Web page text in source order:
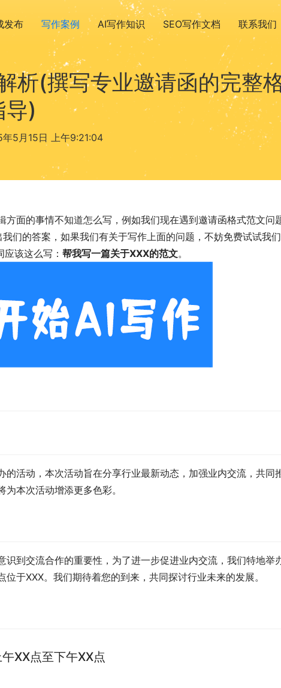
发布 写作案例 AI写作知识 SEO写作文档 联系我们
析(撰写专业邀请函的完整
导)
5月15日 上午9:21:04
方面的事情不知道怎么写，例如我们现在遇到邀请函格式范文问
们的答案，如果我们有关于写作上面的问题，不妨免费试试我
应该这么写： 帮我写一篇关于XXX的范文。
活动，本次活动旨在分享行业最新动态，加强业内交流，共同
本次活动增添更多色彩。
识到交流合作的重要性，为了进一步促进业内交流，我们特地举
位于XXX。我们期待着您的到来，共同探讨行业未来的发展。
XX点至下午XX点